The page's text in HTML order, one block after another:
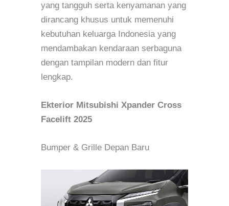
yang tangguh serta kenyamanan yang
dirancang khusus untuk memenuhi
kebutuhan keluarga Indonesia yang
mendambakan kendaraan serbaguna
dengan tampilan modern dan fitur
lengkap.
Ekterior Mitsubishi Xpander Cross
Facelift 2025
Bumper & Grille Depan Baru